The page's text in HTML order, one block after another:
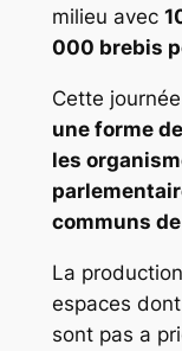
milieu avec
000 brebis
Cette
une forme
les
communs
La
espaces
sont pas a